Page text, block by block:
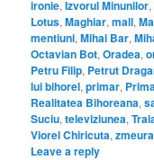
ironie,Izvorul Minunilor,
Lotus,Maghiar,mall,
mentiuni,Mihai Bar,
Octavian Bot,Oradea,
Petru Filip, Petrut
lui bihorel,primar,
Realitatea Bihoreana,
Suciu,televiziunea,
Viorel Chiricuta,
Leave a reply